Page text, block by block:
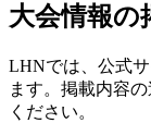
大会情報の
LHNでは、公式
ます。掲載内容
ください。